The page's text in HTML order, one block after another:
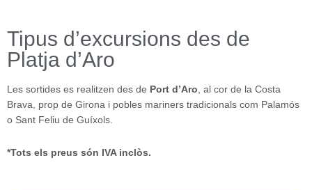
Tipus d’excursions des de
Platja d’Aro
Les sortides es realitzen des de Port d’Aro , al cor de la Costa
Brava, prop de Girona i pobles mariners tradicionals com Palamós
o Sant Feliu de Guíxols.
*Tots els preus són IVA inclòs.